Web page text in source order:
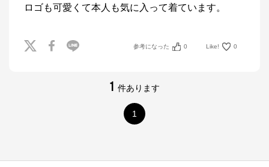
ロゴも可愛くて本人も気に入って着ています。
参考になった 0 Like! 0
1 件あります
1